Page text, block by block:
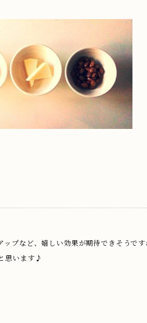
プなど、嬉しい効果が期待できそうです
思います♪